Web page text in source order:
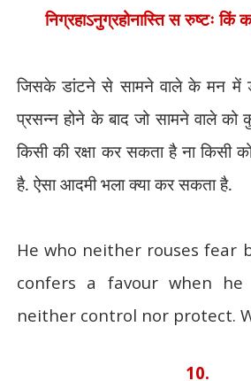
निग्रहाऽनुग्रहोनास्ति स रुष्टः किं
जिसके डांटने से सामने वाले के मन में
प्रसन्न होने के बाद जो सामने वाले को
किसी की रक्षा कर सकता है ना किसी
है. ऐसा आदमी भला क्या कर सकता है.
He who neither rouses fear
confers a favour when he
neither control nor protect.
10.